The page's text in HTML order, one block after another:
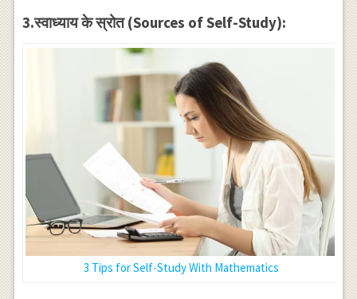
3.स्वाध्याय के स्रोत (Sources of Self-Study):
3 Tips for Self-Study With Mathematics